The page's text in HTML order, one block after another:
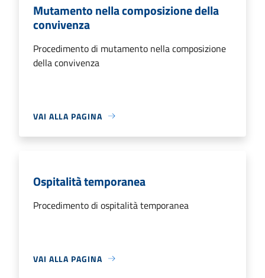
Mutamento nella composizione della
convivenza
Procedimento di mutamento nella composizione
della convivenza
VAI ALLA PAGINA
Ospitalità temporanea
Procedimento di ospitalità temporanea
VAI ALLA PAGINA